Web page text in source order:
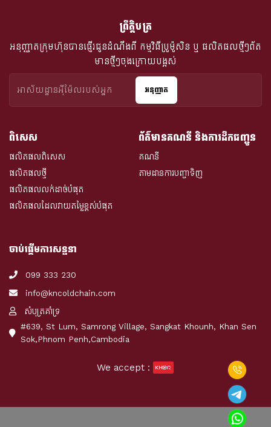
ពិសេស
ផលិតផលពិសេស
ផលិតផលថ្មី
ផលិតផលលក់ដាច់បំផុត
ផលិតផលដែលវាយតម្លៃខ្ពស់បំផុត
ព័ត៌មានគណនី និងការដឹកជញ្ជូន
គណនី
តាមដានការបញ្ជាទិញ
ព្រឹត្តិបត្រ
អនុញ្ញាតក្រុមហ៊ុនបានផ្ញើរជូនដំណឹងពី​ កម្មវិធីប្រូម៉ូសិន ឬ ផលិតផលថ្មីៗព័ត
មានថ្មីៗចុងក្រោយបង្អស់
អនុញ្ញាត
ចាប់ផ្តើមការសន្ទនា
099 333 230
info@kncoldchain.com
សំបុត្រគាំទ្រ
#639, St Lum, Samrong Village, Sangkat Khounh, Khan Sen
Sok,Phnom Penh,Cambodia
We accept :